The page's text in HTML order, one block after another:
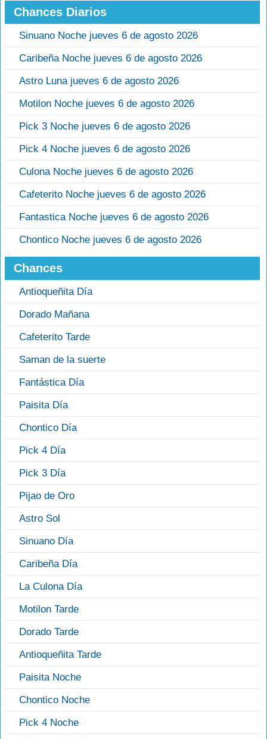
Chances Diarios
Sinuano Noche jueves 6 de agosto 2026
Caribeña Noche jueves 6 de agosto 2026
Astro Luna jueves 6 de agosto 2026
Motilon Noche jueves 6 de agosto 2026
Pick 3 Noche jueves 6 de agosto 2026
Pick 4 Noche jueves 6 de agosto 2026
Culona Noche jueves 6 de agosto 2026
Cafeterito Noche jueves 6 de agosto 2026
Fantastica Noche jueves 6 de agosto 2026
Chontico Noche jueves 6 de agosto 2026
Chances
Antioqueñita Día
Dorado Mañana
Cafeterito Tarde
Saman de la suerte
Fantástica Día
Paisita Día
Chontico Día
Pick 4 Día
Pick 3 Día
Pijao de Oro
Astro Sol
Sinuano Día
Caribeña Día
La Culona Día
Motilon Tarde
Dorado Tarde
Antioqueñita Tarde
Paisita Noche
Chontico Noche
Pick 4 Noche